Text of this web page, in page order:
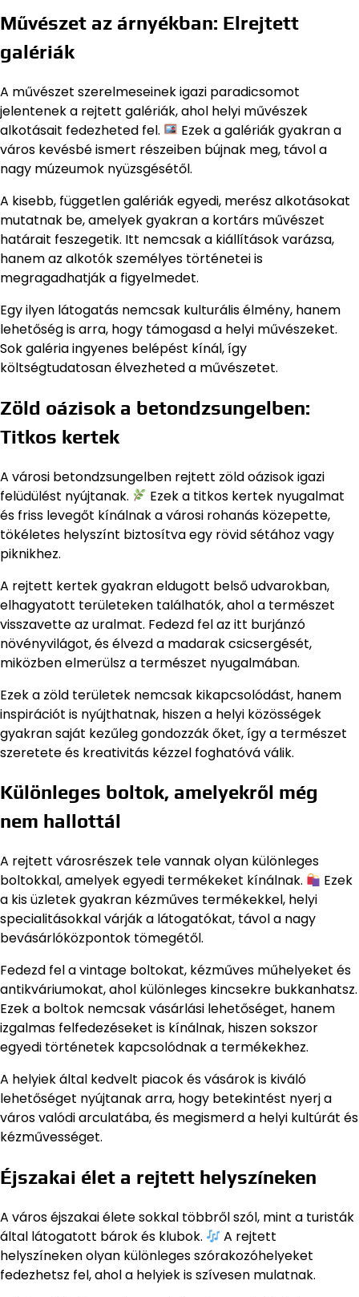
Művészet az árnyékban: Elrejtett
galériák
A művészet szerelmeseinek igazi paradicsomot
jelentenek a rejtett galériák, ahol helyi művészek
alkotásait fedezheted fel.
Ezek a galériák gyakran a
város kevésbé ismert részeiben bújnak meg, távol a
nagy múzeumok nyüzsgésétől.
A kisebb, független galériák egyedi, merész alkotásokat
mutatnak be, amelyek gyakran a kortárs művészet
határait feszegetik. Itt nemcsak a kiállítások varázsa,
hanem az alkotók személyes történetei is
megragadhatják a figyelmedet.
Egy ilyen látogatás nemcsak kulturális élmény, hanem
lehetőség is arra, hogy támogasd a helyi művészeket.
Sok galéria ingyenes belépést kínál, így
költségtudatosan élvezheted a művészetet.
Zöld oázisok a betondzsungelben:
Titkos kertek
A városi betondzsungelben rejtett zöld oázisok igazi
felüdülést nyújtanak.
Ezek a titkos kertek nyugalmat
és friss levegőt kínálnak a városi rohanás közepette,
tökéletes helyszínt biztosítva egy rövid sétához vagy
piknikhez.
A rejtett kertek gyakran eldugott belső udvarokban,
elhagyatott területeken találhatók, ahol a természet
visszavette az uralmat. Fedezd fel az itt burjánzó
növényvilágot, és élvezd a madarak csicsergését,
miközben elmerülsz a természet nyugalmában.
Ezek a zöld területek nemcsak kikapcsolódást, hanem
inspirációt is nyújthatnak, hiszen a helyi közösségek
gyakran saját kezűleg gondozzák őket, így a természet
szeretete és kreativitás kézzel foghatóvá válik.
Különleges boltok, amelyekről még
nem hallottál
A rejtett városrészek tele vannak olyan különleges
boltokkal, amelyek egyedi termékeket kínálnak.
Ezek
a kis üzletek gyakran kézműves termékekkel, helyi
specialitásokkal várják a látogatókat, távol a nagy
bevásárlóközpontok tömegétől.
Fedezd fel a vintage boltokat, kézműves műhelyeket és
antikváriumokat, ahol különleges kincsekre bukkanhatsz.
Ezek a boltok nemcsak vásárlási lehetőséget, hanem
izgalmas felfedezéseket is kínálnak, hiszen sokszor
egyedi történetek kapcsolódnak a termékekhez.
A helyiek által kedvelt piacok és vásárok is kiváló
lehetőséget nyújtanak arra, hogy betekintést nyerj a
város valódi arculatába, és megismerd a helyi kultúrát és
kézművességet.
Éjszakai élet a rejtett helyszíneken
A város éjszakai élete sokkal többről szól, mint a turisták
által látogatott bárok és klubok.
A rejtett
helyszíneken olyan különleges szórakozóhelyeket
fedezhetsz fel, ahol a helyiek is szívesen mulatnak.